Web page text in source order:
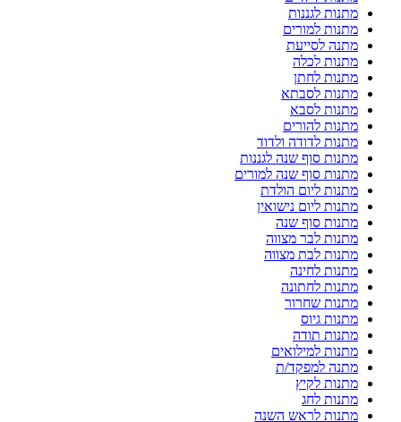
מתנות לגננות
מתנות למורים
מתנה לסייעת
מתנות לכלה
מתנות לחתן
מתנות לסבתא
מתנות לסבא
מתנות להורים
מתנות לדודה ולדוד
מתנות סוף שנה לגננות
מתנות סוף שנה למורים
מתנות ליום הולדת
מתנות ליום נישואין
מתנות סוף שנה
מתנות לבר מצווה
מתנות לבת מצווה
מתנות לחינה
מתנות לחתונה
מתנות שחרור
מתנות גיוס
מתנות תודה
מתנות למילואים
מתנה למפקד/ת
מתנות לקיץ
מתנות לחג
מתנות לראש השנה